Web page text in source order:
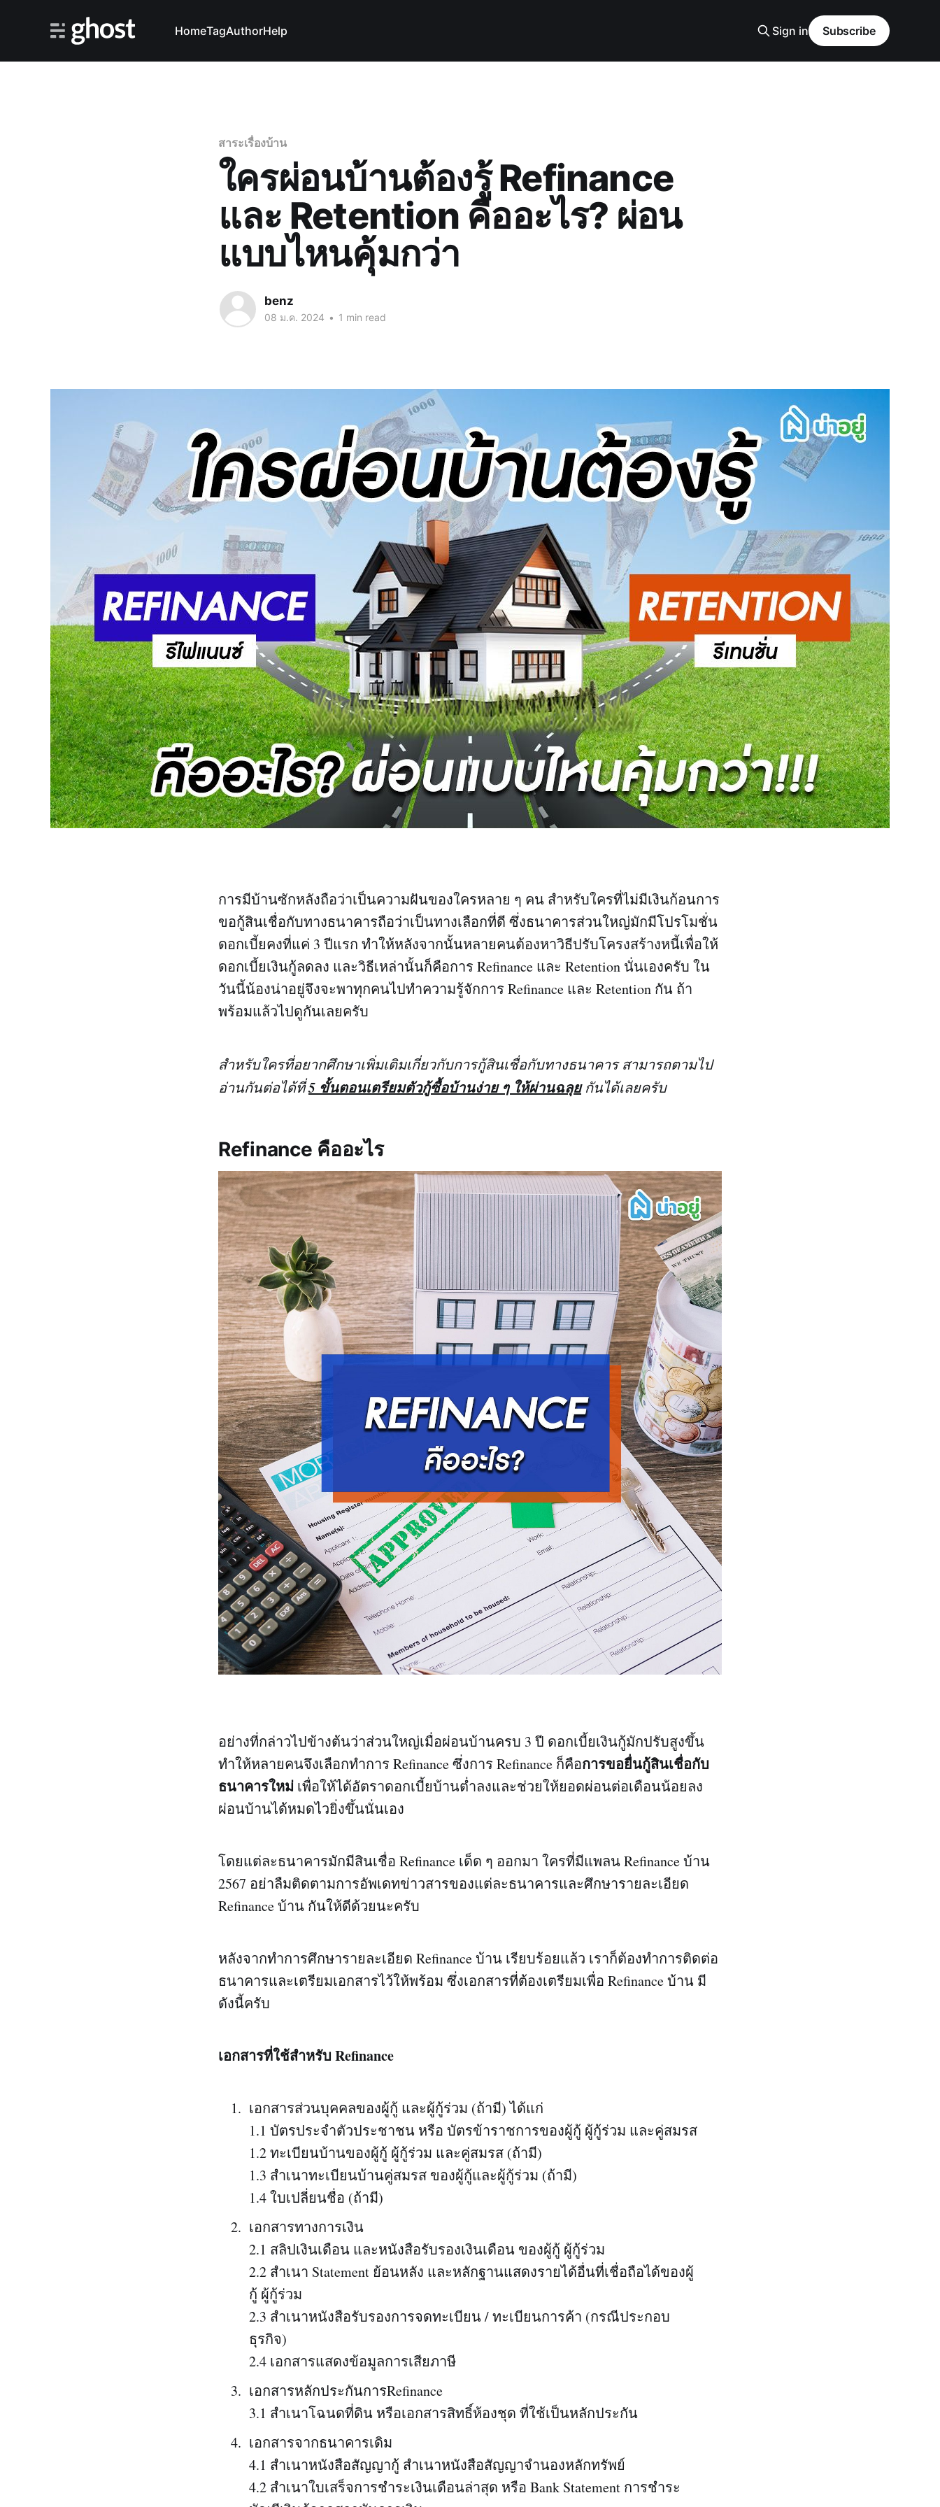
HomeTagAuthorHelp Sign in Subscribe
สาระเรื่องบ้าน
ใครผ่อนบ้านต้องรู้ Refinance
และ Retention คืออะไร? ผ่อน
แบบไหนคุ้มกว่า
benz
08 ม.ค. 2024 • 1 min read
การมีบ้านซักหลังถือว่าเป็นความฝันของใครหลาย ๆ คน สำหรับใครที่ไม่มีเงินก้อนการ
ขอกู้สินเชื่อกับทางธนาคารถือว่าเป็นทางเลือกที่ดี ซึ่งธนาคารส่วนใหญ่มักมีโปรโมชั่น
ดอกเบี้ยคงที่แค่ 3 ปีแรก ทำให้หลังจากนั้นหลายคนต้องหาวิธีปรับโครงสร้างหนี้เพื่อให้
ดอกเบี้ยเงินกู้ลดลง และวิธีเหล่านั้นก็คือการ Refinance และ Retention นั่นเองครับ ใน
วันนี้น้องน่าอยู่จึงจะพาทุกคนไปทำความรู้จักการ Refinance และ Retention กัน ถ้า
พร้อมแล้วไปดูกันเลยครับ
สำหรับใครที่อยากศึกษาเพิ่มเติมเกี่ยวกับการกู้สินเชื่อกับทางธนาคาร สามารถตามไป
อ่านกันต่อได้ที่5 ขั้นตอนเตรียมตัวกู้ซื้อบ้านง่าย ๆ ให้ผ่านฉลุยกันได้เลยครับ
Refinance คืออะไร
อย่างที่กล่าวไปข้างต้นว่าส่วนใหญ่เมื่อผ่อนบ้านครบ 3 ปี ดอกเบี้ยเงินกู้มักปรับสูงขึ้น
ทำให้หลายคนจึงเลือกทำการ Refinance ซึ่งการ Refinance ก็คือการขอยื่นกู้สินเชื่อกับ
ธนาคารใหม่ เพื่อให้ได้อัตราดอกเบี้ยบ้านต่ำลงและช่วยให้ยอดผ่อนต่อเดือนน้อยลง
ผ่อนบ้านได้หมดไวยิ่งขึ้นนั่นเอง
โดยแต่ละธนาคารมักมีสินเชื่อ Refinance เด็ด ๆ ออกมา ใครที่มีแพลน Refinance บ้าน
2567 อย่าลืมติดตามการอัพเดทข่าวสารของแต่ละธนาคารและศึกษารายละเอียด
Refinance บ้าน กันให้ดีด้วยนะครับ
หลังจากทำการศึกษารายละเอียด Refinance บ้าน เรียบร้อยแล้ว เราก็ต้องทำการติดต่อ
ธนาคารและเตรียมเอกสารไว้ให้พร้อม ซึ่งเอกสารที่ต้องเตรียมเพื่อ Refinance บ้าน มี
ดังนี้ครับ
เอกสารที่ใช้สำหรับ Refinance
เอกสารส่วนบุคคลของผู้กู้ และผู้กู้ร่วม (ถ้ามี) ได้แก่
1.1 บัตรประจำตัวประชาชน หรือ บัตรข้าราชการของผู้กู้ ผู้กู้ร่วม และคู่สมรส
1.2 ทะเบียนบ้านของผู้กู้ ผู้กู้ร่วม และคู่สมรส (ถ้ามี)
1.3 สำเนาทะเบียนบ้านคู่สมรส ของผู้กู้และผู้กู้ร่วม (ถ้ามี)
1.4 ใบเปลี่ยนชื่อ (ถ้ามี)
เอกสารทางการเงิน
2.1 สลิปเงินเดือน และหนังสือรับรองเงินเดือน ของผู้กู้ ผู้กู้ร่วม
2.2 สำเนา Statement ย้อนหลัง และหลักฐานแสดงรายได้อื่นที่เชื่อถือได้ของผู้
กู้ ผู้กู้ร่วม
2.3 สำเนาหนังสือรับรองการจดทะเบียน / ทะเบียนการค้า (กรณีประกอบ
ธุรกิจ)
2.4 เอกสารแสดงข้อมูลการเสียภาษี
เอกสารหลักประกันการRefinance
3.1 สำเนาโฉนดที่ดิน หรือเอกสารสิทธิ์ห้องชุด ที่ใช้เป็นหลักประกัน
เอกสารจากธนาคารเดิม
4.1 สำเนาหนังสือสัญญากู้ สำเนาหนังสือสัญญาจำนองหลักทรัพย์
4.2 สำเนาใบเสร็จการชำระเงินเดือนล่าสุด หรือ Bank Statement การชำระ